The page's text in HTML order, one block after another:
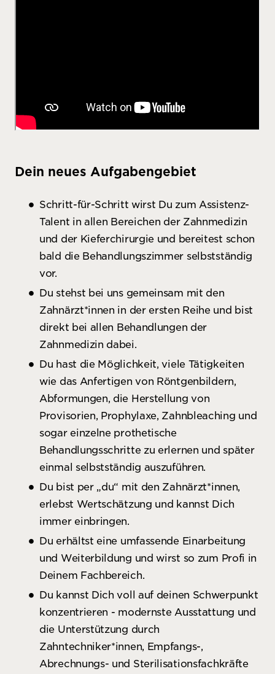
Dein neues Aufgabengebiet
Schritt-für-Schritt wirst Du zum Assistenz-
Talent in allen Bereichen der Zahnmedizin
und der Kieferchirurgie und bereitest schon
bald die Behandlungszimmer selbstständig
vor.
Du stehst bei uns gemeinsam mit den
Zahnärzt*innen in der ersten Reihe und bist
direkt bei allen Behandlungen der
Zahnmedizin dabei.
Du hast die Möglichkeit, viele Tätigkeiten
wie das Anfertigen von Röntgenbildern,
Abformungen, die Herstellung von
Provisorien, Prophylaxe, Zahnbleaching und
sogar einzelne prothetische
Behandlungsschritte zu erlernen und später
einmal selbstständig auszuführen.
Du bist per „du“ mit den Zahnärzt*innen,
erlebst Wertschätzung und kannst Dich
immer einbringen.
Du erhältst eine umfassende Einarbeitung
und Weiterbildung und wirst so zum Profi in
Deinem Fachbereich.
Du kannst Dich voll auf deinen Schwerpunkt
konzentrieren - modernste Ausstattung und
die Unterstützung durch
Zahntechniker*innen, Empfangs-,
Abrechnungs- und Sterilisationsfachkräfte